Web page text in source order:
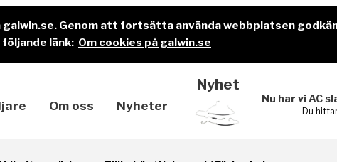
galwin.se. Genom att fortsätta använda webbplatsen
länk: Om cookies på galwin.se
Om oss Nyheter
Nyhet
Nu har vi AC
Du